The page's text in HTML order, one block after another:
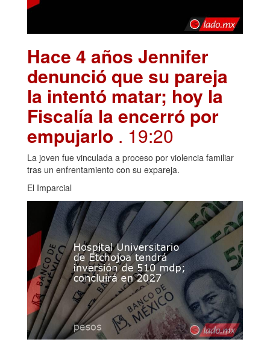
Hace 4 años Jennifer
denunció que su pareja
la intentó matar; hoy la
Fiscalía la encerró por
empujarlo . 19:20
La joven fue vinculada a proceso por violencia familiar
tras un enfrentamiento con su expareja.
El Imparcial